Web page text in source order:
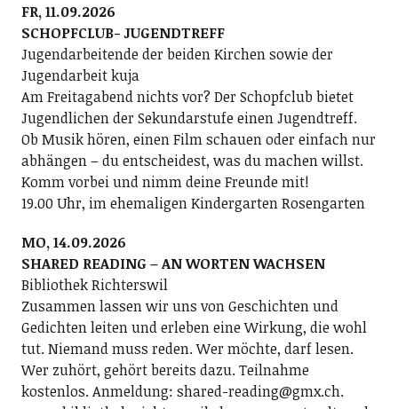
FR, 11.09.2026
SCHOPFCLUB- JUGENDTREFF
Jugendarbeitende der beiden Kirchen sowie der
Jugendarbeit kuja
Am Freitagabend nichts vor? Der Schopfclub bietet
Jugendlichen der Sekundarstufe einen Jugendtreff.
Ob Musik hören, einen Film schauen oder einfach nur
abhängen – du entscheidest, was du machen willst.
Komm vorbei und nimm deine Freunde mit!
19.00 Uhr, im ehemaligen Kindergarten Rosengarten
MO, 14.09.2026
SHARED READING – AN WORTEN WACHSEN
Bibliothek Richterswil
Zusammen lassen wir uns von Geschichten und
Gedichten leiten und erleben eine Wirkung, die wohl
tut. Niemand muss reden. Wer möchte, darf lesen.
Wer zuhört, gehört bereits dazu. Teilnahme
kostenlos. Anmeldung: shared-reading@gmx.ch.